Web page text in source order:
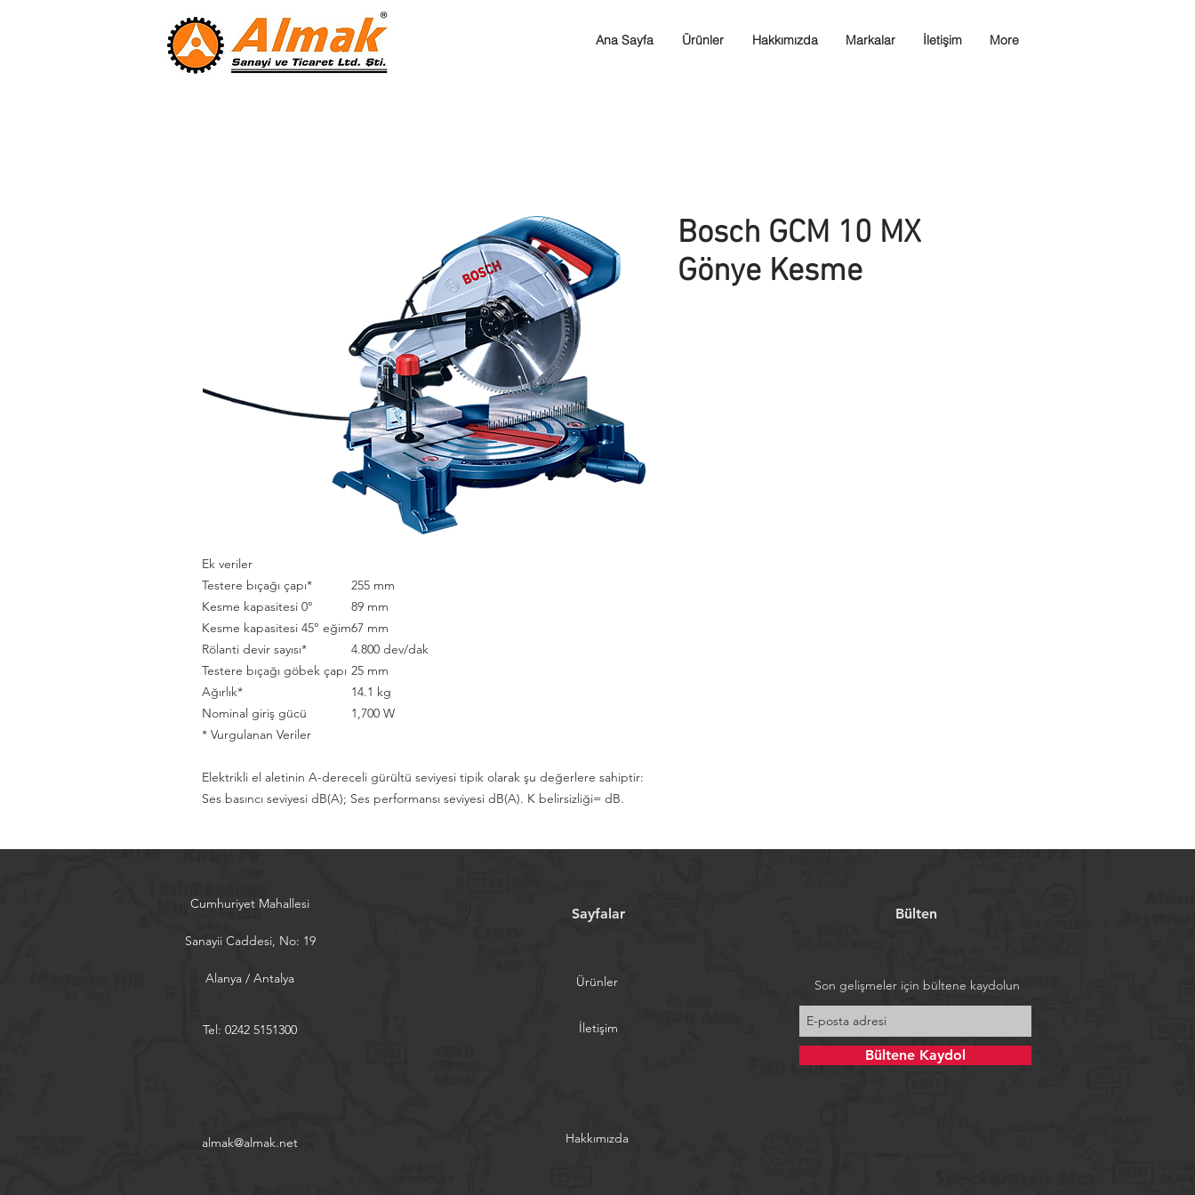
Ana Sayfa Ürünler Hakkımızda Markalar İletişim More
Ek veriler
Testere bıçağı çapı*
255 mm
Kesme kapasitesi 0°
89 mm
Kesme kapasitesi 45° eğim67 mm
Rölanti devir sayısı*
4.800 dev/dak
Testere bıçağı göbek çapı 25 mm
Ağırlık*
14.1 kg
Nominal giriş gücü
1,700 W
* Vurgulanan Veriler
Elektrikli el aletinin A-dereceli gürültü seviyesi tipik olarak şu değerlere sahiptir:
Ses basıncı seviyesi dB(A); Ses performansı seviyesi dB(A). K belirsizliği= dB.
Bosch GCM 10 MX
Gönye Kesme
Cumhuriyet Mahallesi
Sanayii Caddesi, No: 19
Alanya / Antalya
Tel: 0242 5151300
almak@almak.net
Sayfalar
Ürünler
İletişim
Bülten
Bültene Kaydol
Son gelişmeler için bültene kaydolun
Hakkımızda